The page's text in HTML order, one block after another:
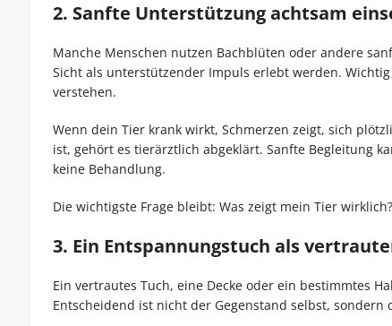
2. Sanfte Unterstützung achtsam
Manche Menschen nutzen Bachblüten oder andere
Sicht als unterstützender Impuls erlebt werden.
verstehen.
Wenn dein Tier krank wirkt, Schmerzen zeigt, sich
ist, gehört es tierärztlich abgeklärt. Sanfte Begleitung
keine Behandlung.
Die wichtigste Frage bleibt: Was zeigt mein Tier
3. Ein Entspannungstuch als
Ein vertrautes Tuch, eine Decke oder ein bestimmtes
Entscheidend ist nicht der Gegenstand selbst,